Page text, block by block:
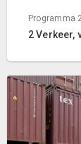
Programma
2 Verkeer,